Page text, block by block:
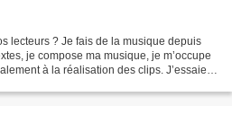
lecteurs ? Je fais de la musique depuis
je compose ma musique, je m’occupe
à la réalisation des clips. J’essaie